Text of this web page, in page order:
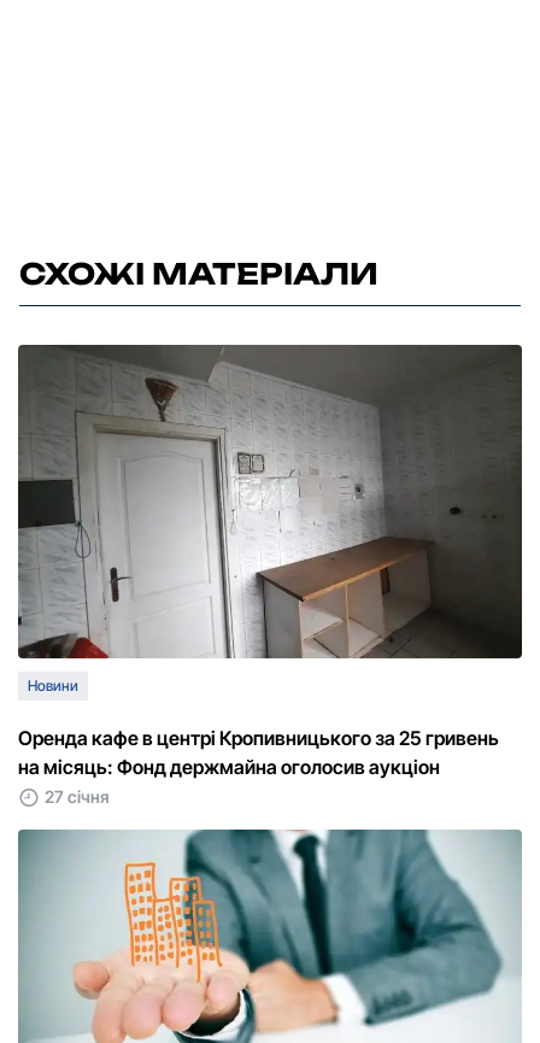
СХОЖІ МАТЕРІАЛИ
Новини
Оренда кафе в центрі Кропивницького за 25 гривень
на місяць: Фонд держмайна оголосив аукціон
27 січня